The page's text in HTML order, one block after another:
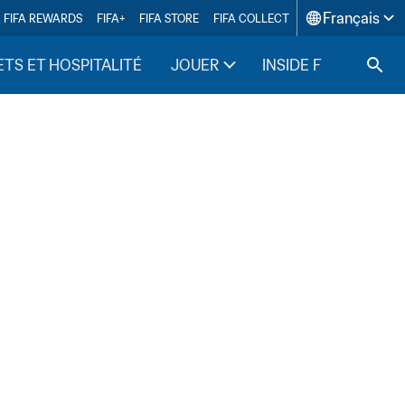
FIFA REWARDS FIFA+ FIFA STORE FIFA COLLECT Français
ET HOSPITALITÉ JOUER INSIDE FIFA